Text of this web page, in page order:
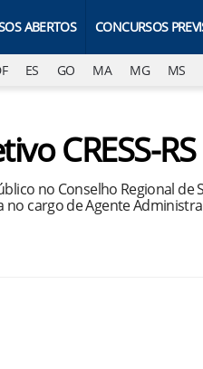
ABERTOS CONCURSOS
ES GO MA MG MS
CRESS-
no Conselho Regional de
no cargo de Agente